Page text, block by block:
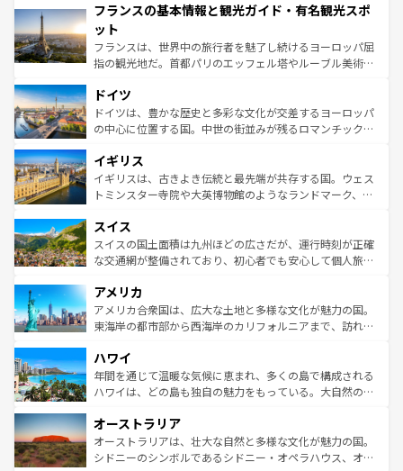
ませてくれるイタリアで、忘れられない旅をしてみよう！
なお、新着のイタリア情報は
しい。
文化が根付くこの国では、情熱的なフラメンコ、熱気あふ
れる闘牛、そして美味しいタパスが生活の一部となってい
る。首都マドリードの洗練された雰囲気や、バルセロナの
アートに溢れた街角から、地方では古代ローマ遺跡や中世
せる。地方によって風土や気候が異なるスペインはその個
性で訪れる人を魅了する。 なお、新着のスペイン情報は コ
ンテンツ一覧を参照してほしい。
フランスの基本情報と観光ガイド・有名観光スポ
ット
フランスは、世界中の旅行者を魅了し続けるヨーロッパ屈
指の観光地だ。首都パリのエッフェル塔やルーブル美術館
で、幅広い魅力が詰まっている。華麗な宮殿、歴史的な大
聖堂、美しいビーチ、そして豊かな自然が、訪れる者を心
から魅了する。また、フランスは美食の国としても知ら
いる。シャンパンの発祥地であるランス、プロヴァンスの
香り高いラベンダー畑など、多彩な楽しみ方が可能だ。さ
らに、パリ以外の地域にも魅力が溢れており、どの街角に
れる地方に足を運ぶとそれぞれで全く異なる文化を体験で
きるだろう。 なお、新着のフランス情報はコンテンツ一覧
を参照してほしい。
ドイツ
ドイツは、豊かな歴史と多彩な文化が交差するヨーロッパ
の中心に位置する国。中世の街並みが残るロマンチック街
顔を持つこの国は、どこを歩いても飽きることがない。ベ
ルリンの文化的活気、バイエルン州のアルプスの絶景、そ
してライン川沿いのワイン畑といった風景は必見。ビール
は、お酒好きな人にはぜひ体験してほしい。 なお、新着の
ドイツ情報はコンテンツ一覧を参照してほしい。
イギリス
イギリスは、古きよき伝統と最先端が共存する国。ウェス
トミンスター寺院や大英博物館のようなランドマーク、歴
リアごとに異なる魅力がある。また、優雅なアフタヌーン
ティー、ビール好きにはたまらない英国パブ、サッカー観
戦など、本場だからこそできる体験も豊富。イギリスを旅
ンツ一覧を参照してほしい。
スイス
スイスの国土面積は九州ほどの広さだが、運行時刻が正確
な交通網が整備されており、初心者でも安心して個人旅行
の建物がそのまま残る町や、スイスならではのユニークな
博物館もあり、アルプス観光だけでなく町歩きも満喫する
ことができる。国民の所得が高いため物価も高いが、旅行
ば市内交通費無料で観光を楽しむこともできる。 なお、新
着のスイス情報はコンテンツ一覧 を参照してほしい。
アメリカ
アメリカ合衆国は、広大な土地と多様な文化が魅力の国。
東海岸の都市部から西海岸のカリフォルニアまで、訪れる
のような巨大都市は、観光、ショッピング、エンターテイ
ンメントが詰まった刺激的なスポットだ。一方、アメリカ
西部には大自然が広がり、グランドキャニオンやイエロー
部のニューオーリンズでは、音楽と美食が融合した独特の
文化が魅力。旅行者はアメリカの各地域で異なる魅力を楽
しみながら、その多様性と豊かな歴史を感じることができ
ハワイ
年間を通じて温暖な気候に恵まれ、多くの島で構成される
ハワイは、どの島も独自の魅力をもっている。大自然の神
ワイ島は見逃せない。また、定番の観光地といえばオアフ
島だが、静かな自然を求めるならマウイ島やカウアイ島が
おすすめ。エメラルドグリーンに輝く海をはじめ、豊かな
オーストラリア
オーストラリアは、壮大な自然と多様な文化が魅力の国。
シドニーのシンボルであるシドニー・オペラハウス、オー